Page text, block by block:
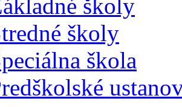
školy
školy
škola